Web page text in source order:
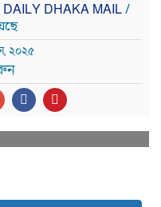
DAILY DHAKA MAIL/
২০২৫